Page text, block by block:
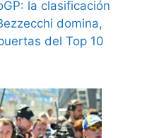
la clasificación
domina,
del Top 10